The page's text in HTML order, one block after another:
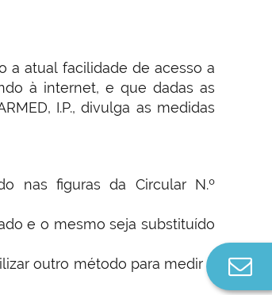
a atual facilidade de acesso a
à internet, e que dadas as
I.P., divulga as medidas
nas figuras da Circular N.º
e o mesmo seja substituído
outro método para medir a